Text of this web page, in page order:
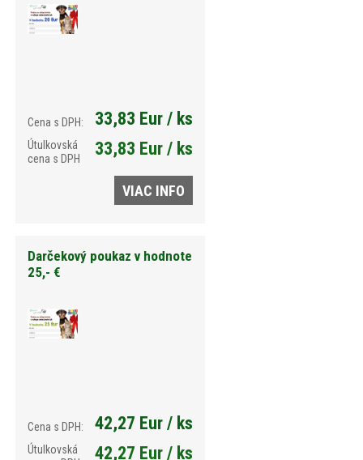
Cena s DPH: 33,83 Eur / ks
Útulkovská
cena s DPH
33,83 Eur / ks
VIAC INFO
Darčekový poukaz v hodnote
25,- €
Cena s DPH: 42,27 Eur / ks
Útulkovská
42,27 Eur / ks